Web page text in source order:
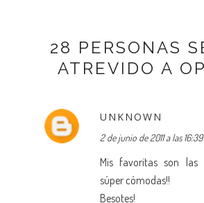
28 PERSONAS
ATREVIDO A
UNKNOWN
2 de junio de 2011 a las 16:39
Mis favoritas son las
súper cómodas!!
Besotes!